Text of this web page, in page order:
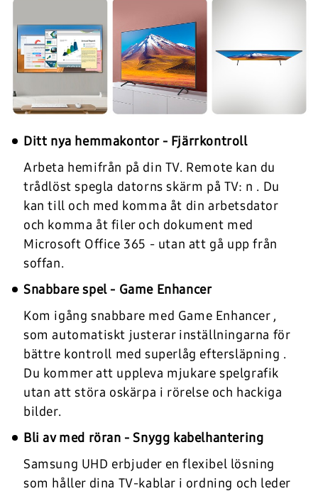
Ditt nya hemmakontor - Fjärrkontroll
Arbeta hemifrån på din TV. Remote kan du
trådlöst spegla datorns skärm på TV: n . Du
kan till och med komma åt din arbetsdator
och komma åt filer och dokument med
Microsoft Office 365 - utan att gå upp från
soffan.
Snabbare spel - Game Enhancer
Kom igång snabbare med Game Enhancer ,
som automatiskt justerar inställningarna för
bättre kontroll med superlåg eftersläpning .
Du kommer att uppleva mjukare spelgrafik
utan att störa oskärpa i rörelse och hackiga
bilder.
Bli av med röran - Snygg kabelhantering
Samsung UHD erbjuder en flexibel lösning
som håller dina TV-kablar i ordning och leder